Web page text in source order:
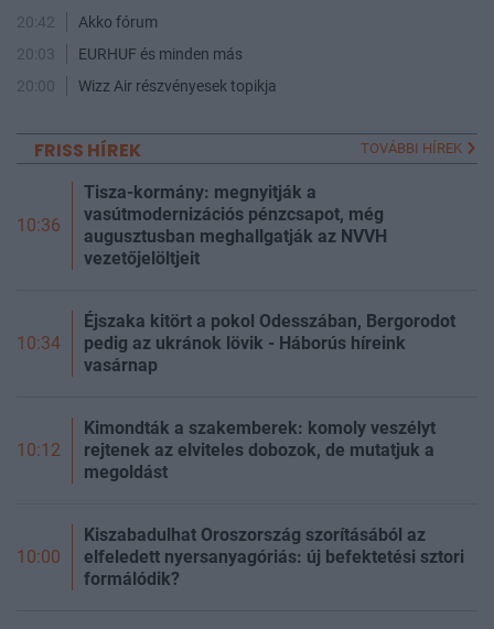
20:42
Akko fórum
20:03
EURHUF és minden más
20:00
Wizz Air részvényesek topikja
FRISS HÍREK TOVÁBBI HÍREK
10:36
Tisza-kormány: megnyitják a
vasútmodernizációs pénzcsapot, még
augusztusban meghallgatják az NVVH
vezetőjelöltjeit
10:34
Éjszaka kitört a pokol Odesszában, Bergorodot
pedig az ukránok lövik - Háborús híreink
vasárnap
10:12
Kimondták a szakemberek: komoly veszélyt
rejtenek az elviteles dobozok, de mutatjuk a
megoldást
10:00
Kiszabadulhat Oroszország szorításából az
elfeledett nyersanyagóriás: új befektetési sztori
formálódik?